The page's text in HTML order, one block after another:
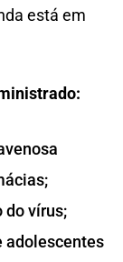
está em
do vírus;
adolescentes